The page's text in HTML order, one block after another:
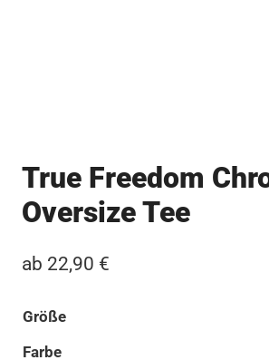
True Freedom
Oversize Tee
ab 22,90 €
Größe
Farbe